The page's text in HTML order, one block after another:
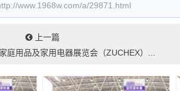
www.1968w.com/a/29871.html
上一篇
庭用品及家用电器展览会（ZUCHEX）...